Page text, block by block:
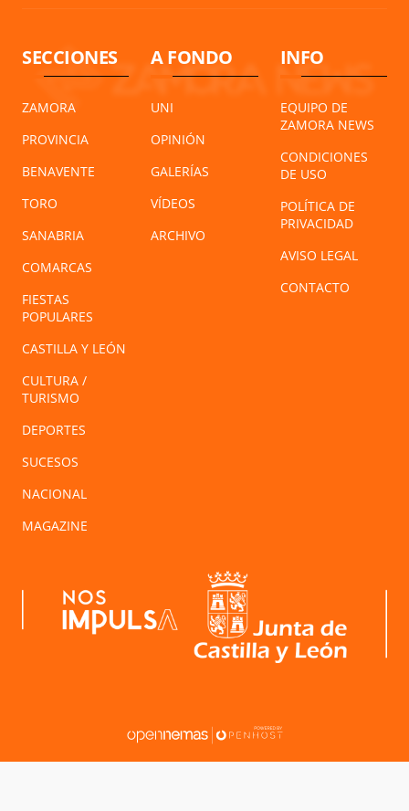
SECCIONES
ZAMORA
PROVINCIA
BENAVENTE
TORO
SANABRIA
COMARCAS
FIESTAS
POPULARES
CASTILLA Y LEÓN
CULTURA /
TURISMO
DEPORTES
SUCESOS
NACIONAL
MAGAZINE
A FONDO
UNI
OPINIÓN
GALERÍAS
VÍDEOS
ARCHIVO
INFO
EQUIPO DE
ZAMORA NEWS
CONDICIONES
DE USO
POLÍTICA DE
PRIVACIDAD
AVISO LEGAL
CONTACTO